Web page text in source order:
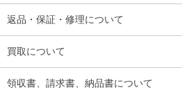
返品・保証・修理について
買取について
領収書、請求書、納品書について